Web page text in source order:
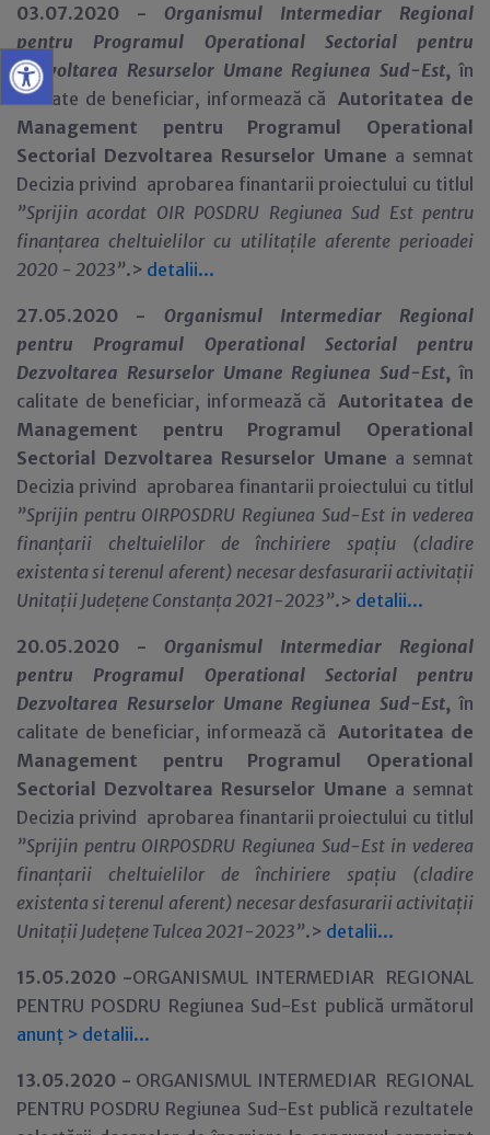
03.07.2020 - Organismul Intermediar Regional
pentru Programul Operational Sectorial pentru
Dezvoltarea Resurselor Umane Regiunea Sud-Est, în
calitate de beneficiar, informează că Autoritatea de
Management pentru Programul Operational
Sectorial Dezvoltarea Resurselor Umane a semnat
Decizia privind aprobarea finantarii proiectului cu titlul
”Sprijin acordat OIR POSDRU Regiunea Sud Est pentru
finanțarea cheltuielilor cu utilitațile aferente perioadei
2020 - 2023”.> detalii...
27.05.2020 - Organismul Intermediar Regional
pentru Programul Operational Sectorial pentru
Dezvoltarea Resurselor Umane Regiunea Sud-Est, în
calitate de beneficiar, informează că Autoritatea de
Management pentru Programul Operational
Sectorial Dezvoltarea Resurselor Umane a semnat
Decizia privind aprobarea finantarii proiectului cu titlul
”Sprijin pentru OIRPOSDRU Regiunea Sud-Est in vederea
finanțarii cheltuielilor de închiriere spațiu (cladire
existenta si terenul aferent) necesar desfasurarii activitații
Unitații Județene Constanța 2021-2023”.> detalii...
20.05.2020 - Organismul Intermediar Regional
pentru Programul Operational Sectorial pentru
Dezvoltarea Resurselor Umane Regiunea Sud-Est, în
calitate de beneficiar, informează că Autoritatea de
Management pentru Programul Operational
Sectorial Dezvoltarea Resurselor Umane a semnat
Decizia privind aprobarea finantarii proiectului cu titlul
”Sprijin pentru OIRPOSDRU Regiunea Sud-Est in vederea
finanțarii cheltuielilor de închiriere spațiu (cladire
existenta si terenul aferent) necesar desfasurarii activitații
Unitații Județene Tulcea 2021-2023”.> detalii...
15.05.2020 -ORGANISMUL INTERMEDIAR REGIONAL
PENTRU POSDRU Regiunea Sud-Est publică următorul
anunț > detalii...
13.05.2020 - ORGANISMUL INTERMEDIAR REGIONAL
PENTRU POSDRU Regiunea Sud-Est publică rezultatele